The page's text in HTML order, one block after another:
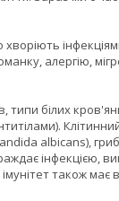
алергію,
білих
albicans),
інфекцією,
також